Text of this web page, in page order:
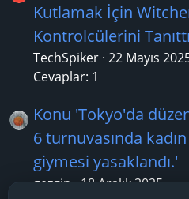
Kutlamak İçin
Kontrolcülerini
TechSpiker 22 Mayıs
Cevaplar: 1
Konu 'Tokyo'da
6 turnuvasında
giymesi yasaklandı.'
gezgin 18 Aralık 2025